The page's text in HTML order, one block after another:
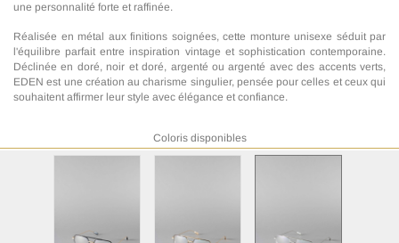
une personnalité forte et raffinée.
Réalisée en métal aux finitions soignées, cette monture unisexe séduit par
l'équilibre parfait entre inspiration vintage et sophistication contemporaine.
Déclinée en doré, noir et doré, argenté ou argenté avec des accents verts,
EDEN est une création au charisme singulier, pensée pour celles et ceux qui
souhaitent affirmer leur style avec élégance et confiance.
Coloris disponibles